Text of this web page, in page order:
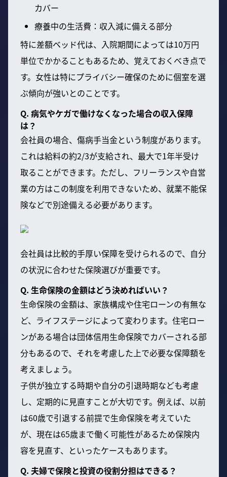
カバー
療養中の生活費：収入減に備える部分
特に差額ベッド代は、入院期間によっては10万円
単位でかかることもあるため、覚えておくべき点で
す。女性は特にプライバシー確保のために個室を選
ぶ傾向が強いとのことです。
Q. 病気やケガで働けなくなった場合の収入保障
は？
会社員の場合、傷病手当金という制度があります。
これは給料の約2/3が支給され、最大で1年半受け
取ることができます。ただし、フリーランスや自営
業の方はこの制度を利用できないため、就業不能保
険などで別途備える必要があります。
会社員は比較的手厚い保障を受けられるので、自分
の状況に合わせた保険選びが重要です。
Q. 生命保険の金額はどう決めればいい？
生命保険の金額は、家族構成や住宅ローンの有無な
ど、ライフステージによって変わります。住宅ロー
ンがある場合は団体信用生命保険でカバーされる部
分もあるので、それを考慮した上で必要な保障額を
考えましょう。
子供が独立する時期や自分の引退時期なども考慮
し、定期的に見直すことが大切です。例えば、以前
は60歳で引退する前提で生命保険を考えていた
が、現在は65歳まで働く可能性があるため保険内
容を見直す、といったケースもあります。
Q. 夫婦で保険と投資の役割分担はできる？